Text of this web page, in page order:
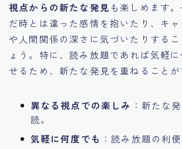
視点からの新たな発見も楽しめます
だ時とは違った感情を抱いたり、キ
や人間関係の深さに気づいたりする
ょう。特に、読み放題であれば気軽
せるため、新たな発見を重ねることが
異なる視点での楽しみ ：新たな
読。
気軽に何度でも ：読み放題の利便